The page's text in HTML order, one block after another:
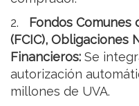
2. Fondos Comunes
(FCIC), Obligaciones
Financieros: Se
autorización
millones de UVA.